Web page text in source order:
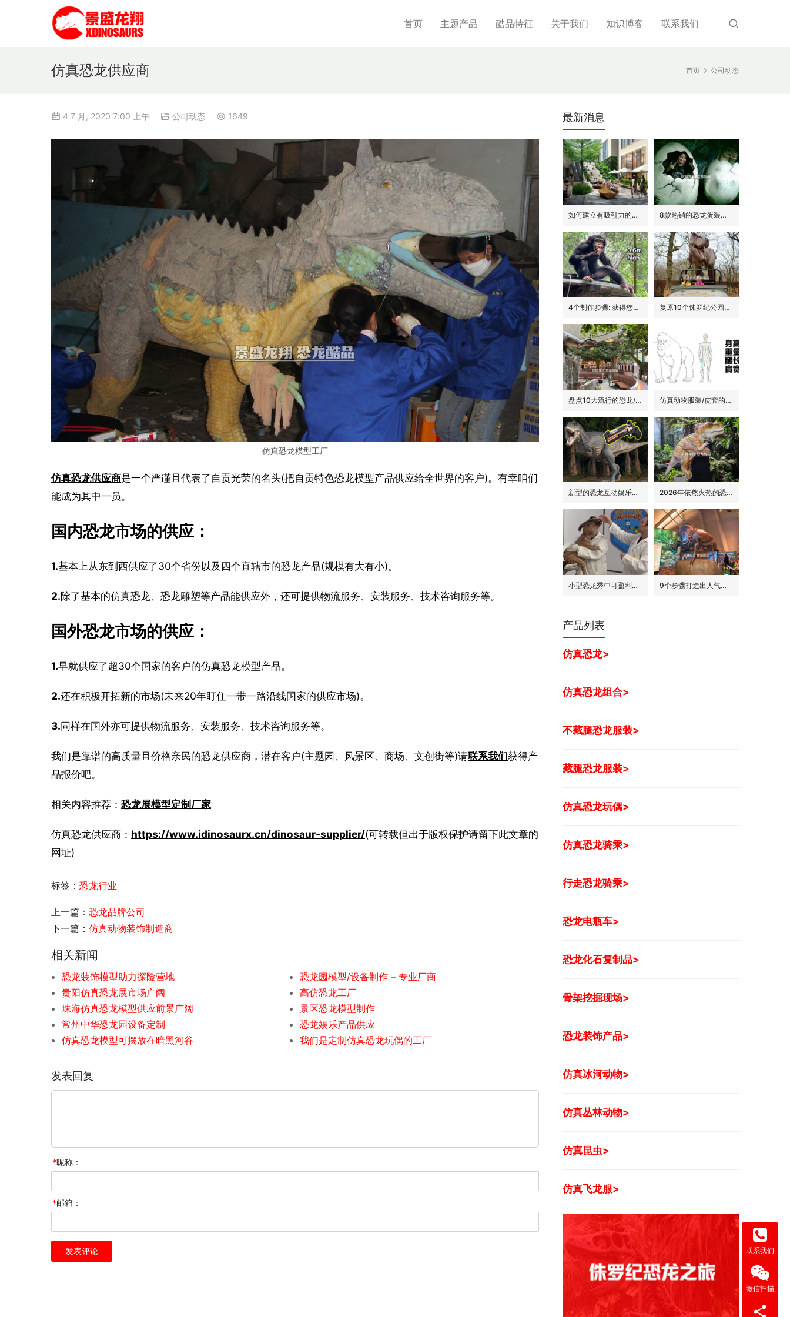
首页 主题产品 酷品特征 关于我们 知识博客 联系我们
首页 公司动态
仿真恐龙供应商
4 7 月, 2020 7:00 上午 公司动态 1649
仿真恐龙模型工厂
仿真恐龙供应商是一个严谨且代表了自贡光荣的名头(把自贡特色恐龙模型产品供应给全世界的客户)。有幸咱们
能成为其中一员。
国内恐龙市场的供应：
1.基本上从东到西供应了30个省份以及四个直辖市的恐龙产品(规模有大有小)。
2.除了基本的仿真恐龙、恐龙雕塑等产品能供应外，还可提供物流服务、安装服务、技术咨询服务等。
国外恐龙市场的供应：
1.早就供应了超30个国家的客户的仿真恐龙模型产品。
2.还在积极开拓新的市场(未来20年盯住一带一路沿线国家的供应市场)。
3.同样在国外亦可提供物流服务、安装服务、技术咨询服务等。
我们是靠谱的高质量且价格亲民的恐龙供应商，潜在客户(主题园、风景区、商场、文创街等)请联系我们获得产
品报价吧。
相关内容推荐： 恐龙展模型定制厂家
仿真恐龙供应商： https://www.idinosaurx.cn/dinosaur-supplier/(可转载但出于版权保护请留下此文章的
网址)
标签： 恐龙行业
上一篇： 恐龙品牌公司
下一篇： 仿真动物装饰制造商
相关新闻
恐龙装饰模型助力探险营地
恐龙园模型/设备制作 – 专业厂商
贵阳仿真恐龙展市场广阔
高仿恐龙工厂
珠海仿真恐龙模型供应前景广阔
景区恐龙模型制作
常州中华恐龙园设备定制
恐龙娱乐产品供应
仿真恐龙模型可摆放在暗黑河谷
我们是定制仿真恐龙玩偶的工厂
发表回复
*昵称：
*邮箱：
最新消息
如何建立有吸引力的商场外围(恐龙或流行主题) 8款热销的恐龙蛋装饰(模型/雕塑)供参考
4个制作步骤: 获得您的动物手偶 复原10个侏罗纪公园里的经典恐龙品种
盘点10大流行的恐龙/侏罗纪主题花园餐吧的景观装饰 仿真动物服装/皮套的6大卖点
新型的恐龙互动娱乐设备/设施: 激光枪射击启动恐龙 2026年依然火热的恐龙手偶道具
小型恐龙秀中可盈利的7种模式 9个步骤打造出人气旺的巨型昆虫世界展
产品列表
仿真恐龙>
仿真恐龙组合>
不藏腿恐龙服装>
藏腿恐龙服装>
仿真恐龙玩偶>
仿真恐龙骑乘>
行走恐龙骑乘>
恐龙电瓶车>
恐龙化石复制品>
骨架挖掘现场>
恐龙装饰产品>
仿真冰河动物>
仿真丛林动物>
仿真昆虫>
仿真飞龙服>
联系我们
微信扫描